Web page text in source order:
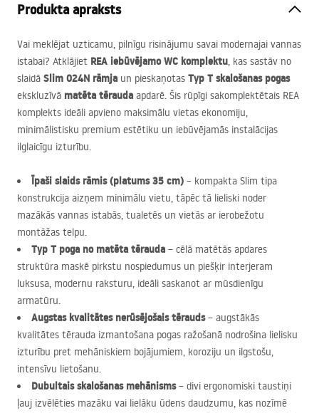
Produkta apraksts
Vai meklējat uzticamu, pilnīgu risinājumu savai modernajai vannas
istabai? Atklājiet REA iebūvējamo WC komplektu, kas sastāv no
slaidā Slim 024N rāmja un pieskaņotas Typ T skalošanas pogas
ekskluzīvā matēta tērauda apdarē. Šis rūpīgi sakomplektētais REA
komplekts ideāli apvieno maksimālu vietas ekonomiju,
minimālistisku premium estētiku un iebūvējamās instalācijas
ilglaicīgu izturību.
Īpaši slaids rāmis (platums 35 cm) – kompakta Slim tipa
konstrukcija aizņem minimālu vietu, tāpēc tā lieliski noder
mazākās vannas istabās, tualetēs un vietās ar ierobežotu
montāžas telpu.
Typ T poga no matēta tērauda – cēlā matētās apdares
struktūra maskē pirkstu nospiedumus un piešķir interjeram
luksusa, modernu raksturu, ideāli saskanot ar mūsdienīgu
armatūru.
Augstas kvalitātes nerūsējošais tērauds– augstākās
kvalitātes tērauda izmantošana pogas ražošanā nodrošina lielisku
izturību pret mehāniskiem bojājumiem, koroziju un ilgstošu,
intensīvu lietošanu.
Dubultais skalošanas mehānisms– divi ergonomiski taustiņi
ļauj izvēlēties mazāku vai lielāku ūdens daudzumu, kas nozīmē